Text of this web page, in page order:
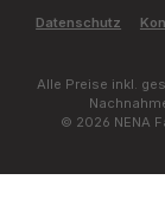
Datenschutz
Alle Preise inkl.
© 2026 NENA